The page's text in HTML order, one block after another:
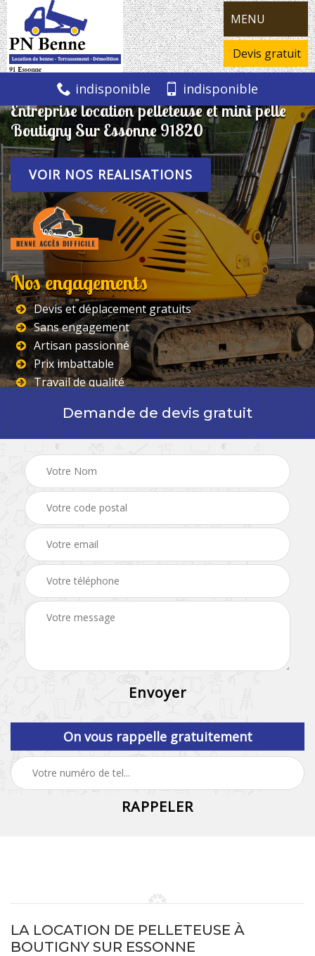
MENU
Devis gratuit
indisponible indisponible
Entreprise location pelleteuse et mini pelle
Boutigny Sur Essonne 91820
VOIR NOS REALISATIONS
Nos engagements
Devis et déplacement gratuits
Sans engagement
Artisan passionné
Prix imbattable
Travail de qualité
Demande de devis gratuit
On vous rappelle gratuitement
LA LOCATION DE PELLETEUSE À
BOUTIGNY SUR ESSONNE